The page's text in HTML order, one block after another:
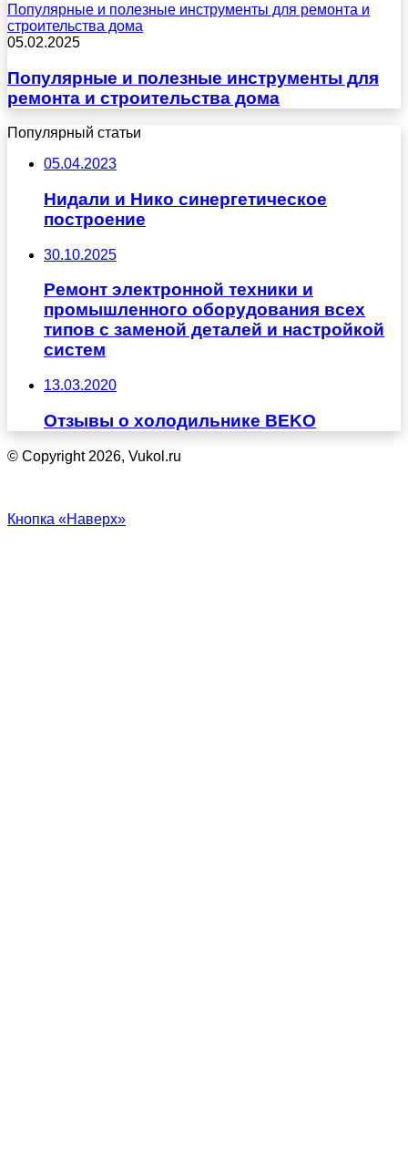
Популярные и полезные инструменты для ремонта и
строительства дома
05.02.2025
Популярные и полезные инструменты для
ремонта и строительства дома
Популярный статьи
05.04.2023
Нидали и Нико синергетическое
построение
30.10.2025
Ремонт электронной техники и
промышленного оборудования всех
типов с заменой деталей и настройкой
систем
13.03.2020
Отзывы о холодильнике BEKO
© Copyright 2026, Vukol.ru
Кнопка «Наверх»